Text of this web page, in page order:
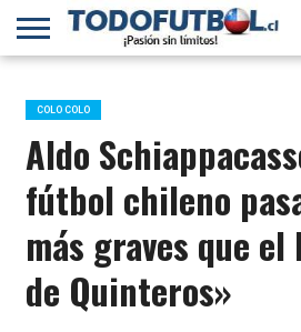
PRIMERA
B
SELECCIÓN
CHILENA
CHILENOS
EN EL
MUNDO
FÚTBOL
INTERNACIONAL
COLO COLO
Aldo
fútbol chileno
más graves que el
de Quinteros»